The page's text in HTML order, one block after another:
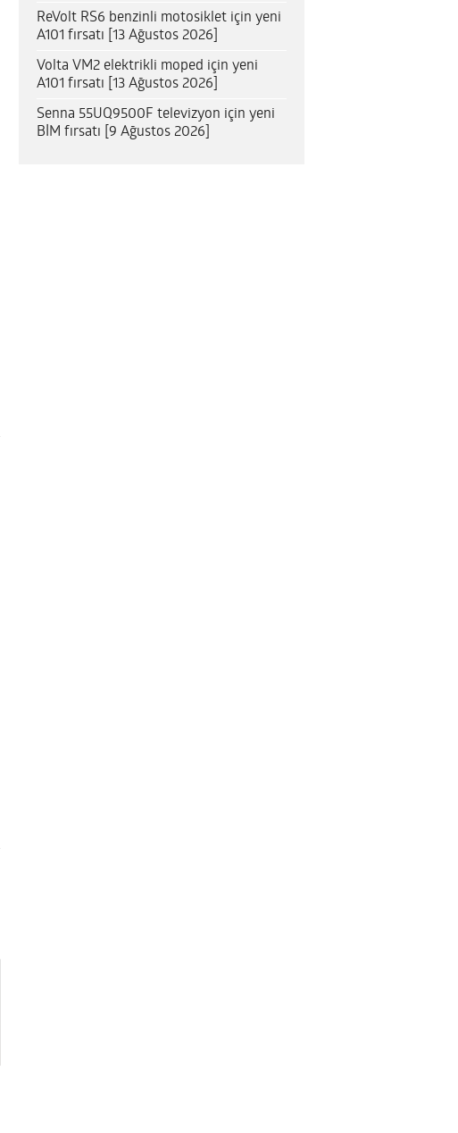
ReVolt RS6 benzinli motosiklet için yeni
A101 fırsatı [13 Ağustos 2026]
Volta VM2 elektrikli moped için yeni
A101 fırsatı [13 Ağustos 2026]
Senna 55UQ9500F televizyon için yeni
BİM fırsatı [9 Ağustos 2026]